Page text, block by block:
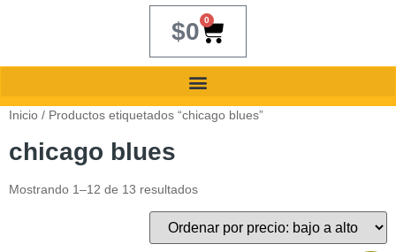
$0 0
Inicio / Productos etiquetados “chicago blues”
chicago blues
Mostrando 1–12 de 13 resultados